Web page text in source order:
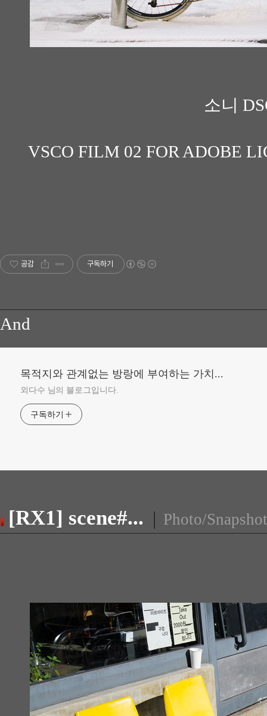
소니
VSCO FILM 02 FOR ADOBE
공감 구독하기
And
목적지와 관계없는 방랑에 부여하는 가치...
외다수 님의 블로그입니다.
구독하기
[RX1] scene#... | Photo/Snapshot